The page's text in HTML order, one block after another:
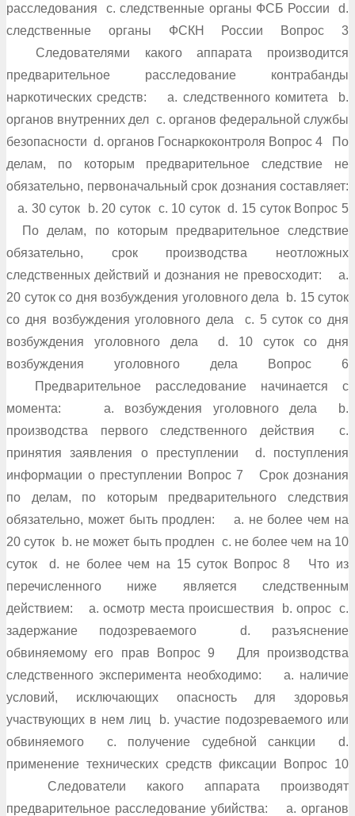
расследования c. следственные органы ФСБ России d.
следственные органы ФСКН России Вопрос 3
Следователями какого аппарата производится
предварительное расследование контрабанды
наркотических средств: a. следственного комитета b.
органов внутренних дел c. органов федеральной службы
безопасности d. органов Госнаркоконтроля Вопрос 4 По
делам, по которым предварительное следствие не
обязательно, первоначальный срок дознания составляет:
a. 30 суток b. 20 суток c. 10 суток d. 15 суток Вопрос 5
По делам, по которым предварительное следствие
обязательно, срок производства неотложных
следственных действий и дознания не превосходит: a.
20 суток со дня возбуждения уголовного дела b. 15 суток
со дня возбуждения уголовного дела c. 5 суток со дня
возбуждения уголовного дела d. 10 суток со дня
возбуждения уголовного дела Вопрос 6
Предварительное расследование начинается с
момента: a. возбуждения уголовного дела b.
производства первого следственного действия c.
принятия заявления о преступлении d. поступления
информации о преступлении Вопрос 7 Срок дознания
по делам, по которым предварительного следствия
обязательно, может быть продлен: a. не более чем на
20 суток b. не может быть продлен c. не более чем на 10
суток d. не более чем на 15 суток Вопрос 8 Что из
перечисленного ниже является следственным
действием: a. осмотр места происшествия b. опрос c.
задержание подозреваемого d. разъяснение
обвиняемому его прав Вопрос 9 Для производства
следственного эксперимента необходимо: a. наличие
условий, исключающих опасность для здоровья
участвующих в нем лиц b. участие подозреваемого или
обвиняемого c. получение судебной санкции d.
применение технических средств фиксации Вопрос 10
Следователи какого аппарата производят
предварительное расследование убийства: a. органов